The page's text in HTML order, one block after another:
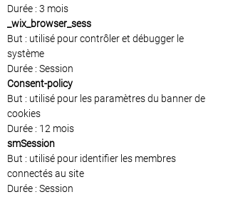
Durée : 3 mois
_wix_browser_sess
But : utilisé pour contrôler et débugger le
système
Durée : Session
Consent-policy
But : utilisé pour les paramètres du banner de
cookies
Durée : 12 mois
smSession
But : utilisé pour identifier les membres
connectés au site
Durée : Session